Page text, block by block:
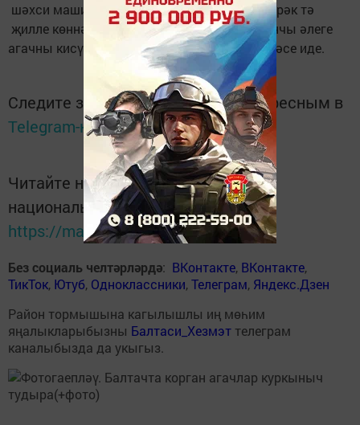
шәхси машиналарга куркыныч тудыра, бигрәк тә
җилле көннәрдә. Хәвеф-хәтәр килеп чыкканчы әлеге
агачны кисү мәсьәләсен вакытында хәл итәсе иде.
Следите за самым важным и интересным в
Telegram-каналеТатмедиа
Читайте новости Татарстана в
национальном мессенджере MАХ:
https://max.ru/tatmedia
Без социаль челтәрләрдә: ВКонтакте, ВКонтакте,
ТикТок, Ютуб, Одноклассники,Телеграм, Яндекс.Дзен
Район тормышына кагылышлы иң мөһим
яңалыкларыбызны Балтаси_Хезмэт телеграм
каналыбызда да укыгыз.